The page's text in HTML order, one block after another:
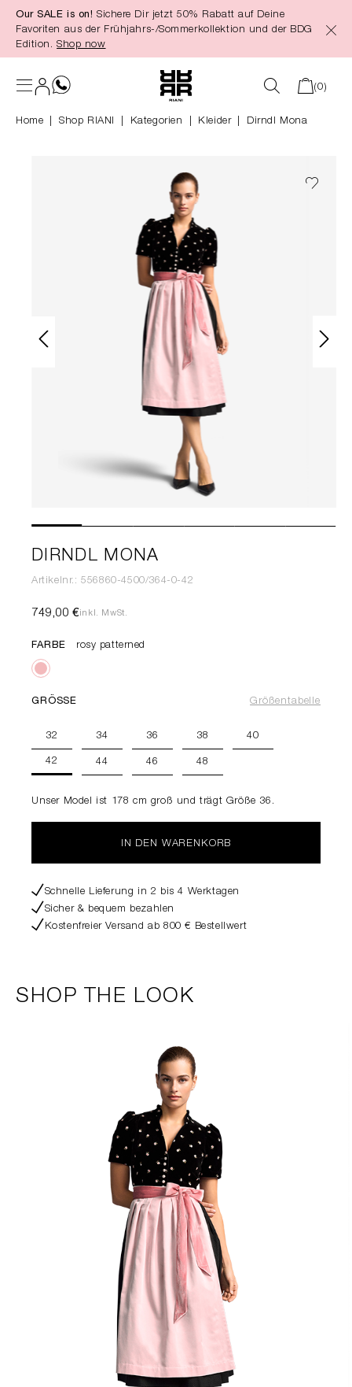
springen
Our SALE is on! Sichere Dir jetzt 50% Rabatt auf Deine
Favoriten aus der Frühjahrs-/Sommerkollektion und der BDG
Edition. Shop now
(0)
Home Shop RIANI Kategorien Kleider Dirndl Mona
DIRNDL MONA
Artikelnr.: 556860-4500/364-0-42
749,00 €inkl. MwSt.
FARBE rosy patterned
GRÖSSE Größentabelle
32 34 36 38 40
42 44 46 48
Unser Model ist 178 cm groß und trägt Größe 36.
IN DEN WARENKORB
Schnelle Lieferung in 2 bis 4 Werktagen
Sicher & bequem bezahlen
Kostenfreier Versand ab 800 € Bestellwert
SHOP THE LOOK